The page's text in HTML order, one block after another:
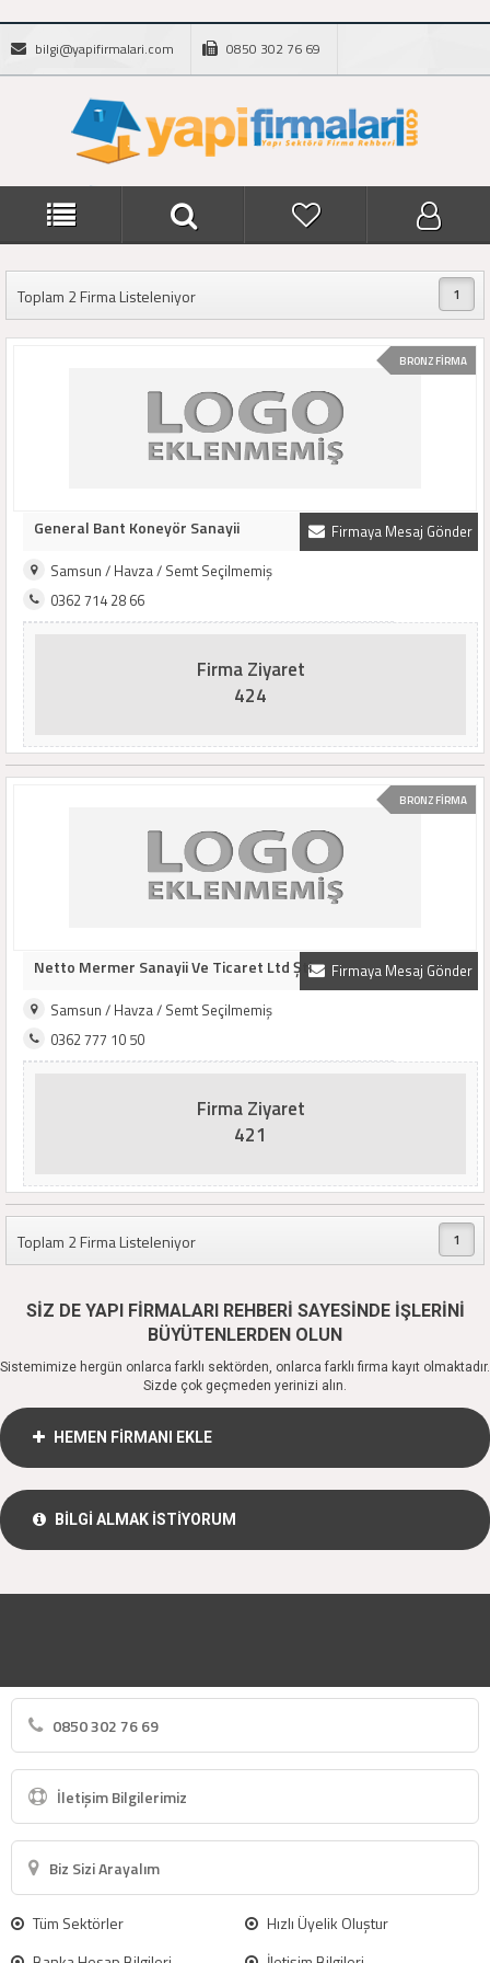
bilgi@yapifirmalari.com 0850 302 76 69
Toplam 2 Firma Listeleniyor 1
BRONZ FİRMA
Firmaya Mesaj Gönder
General Bant Koneyör Sanayii
Samsun / Havza / Semt Seçilmemiş
0362 714 28 66
Firma Ziyaret
424
BRONZ FİRMA
Firmaya Mesaj Gönder
Netto Mermer Sanayii Ve Ticaret Ltd Şti
Samsun / Havza / Semt Seçilmemiş
0362 777 10 50
Firma Ziyaret
421
Toplam 2 Firma Listeleniyor 1
SİZ DE YAPI FİRMALARI REHBERİ SAYESİNDE İŞLERİNİ
BÜYÜTENLERDEN OLUN
Sistemimize hergün onlarca farklı sektörden, onlarca farklı firma kayıt olmaktadır.
Sizde çok geçmeden yerinizi alın.
HEMEN FİRMANI EKLE
BİLGİ ALMAK İSTİYORUM
0850 302 76 69
İletişim Bilgilerimiz
Biz Sizi Arayalım
Tüm Sektörler
Hızlı Üyelik Oluştur